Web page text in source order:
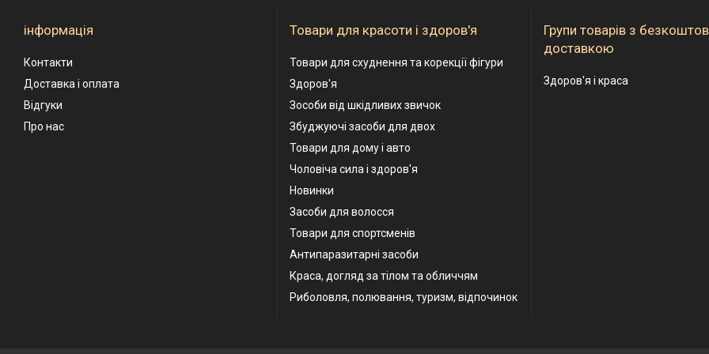
інформація
Контакти
Доставка і оплата
Відгуки
Про нас
Товари для красоти і здоров'я
Товари для схуднення та корекції фігури
Здоров'я
Зособи від шкідливих звичок
Збуджуючі засоби для двох
Товари для дому і авто
Чоловіча сила і здоров'я
Новинки
Засоби для волосся
Товари для спортсменів
Антипаразитарні засоби
Краса, догляд за тілом та обличчям
Риболовля, полювання, туризм, відпочинок
Групи товарів з
доставкою
Здоров'я і краса